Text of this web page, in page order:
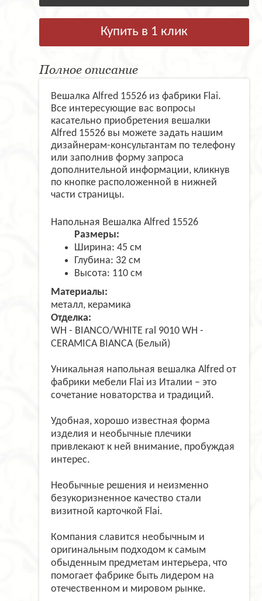
Купить в 1 клик
Полное описание
Вешалка Alfred 15526 из фабрики Flai.
Все интересующие вас вопросы
касательно приобретения вешалки
Alfred 15526 вы можете задать нашим
дизайнерам-консультантам по телефону
или заполнив форму запроса
дополнительной информации, кликнув
по кнопке расположенной в нижней
части страницы.
Напольная Вешалка Alfred 15526
Размеры:
Ширина: 45 см
Глубина: 32 см
Высота: 110 см
Материалы:
металл, керамика
Отделка:
WH - BIANCO/WHITE ral 9010 WH -
CERAMICA BIANCA (Белый)
Уникальная напольная вешалка Alfred от
фабрики мебели Flai из Италии – это
сочетание новаторства и традиций.
Удобная, хорошо известная форма
изделия и необычные плечики
привлекают к ней внимание, пробуждая
интерес.
Необычные решения и неизменно
безукоризненное качество стали
визитной карточкой Flai.
Компания славится необычным и
оригинальным подходом к самым
обыденным предметам интерьера, что
помогает фабрике быть лидером на
отечественном и мировом рынке.